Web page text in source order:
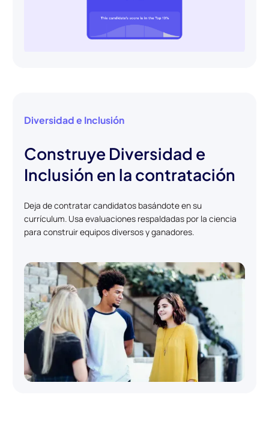
Diversidad e Inclusión
Construye Diversidad e
Inclusión en la contratación
Deja de contratar candidatos basándote en su
currículum. Usa evaluaciones respaldadas por la ciencia
para construir equipos diversos y ganadores.